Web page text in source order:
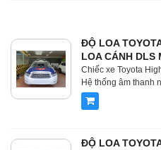
ĐỘ LOA
LOA CÁNH DLS
Chiếc xe Toyota
Hệ thống âm thanh
ĐỘ LOA